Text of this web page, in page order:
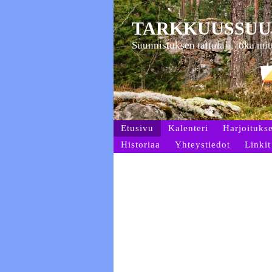
Suunnistuksen taitolaji, joka
Etusivu Kalenteri
Historiaa
Yhteystiedot Linkit